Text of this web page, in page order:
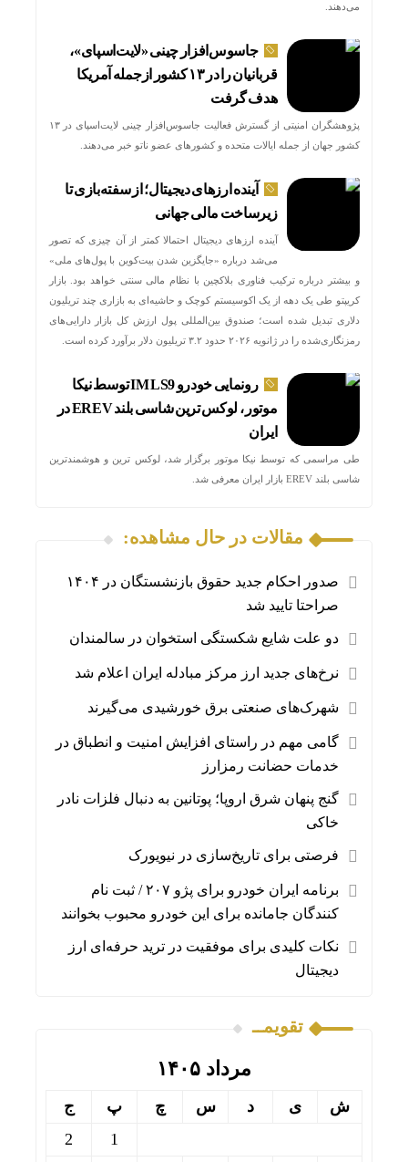
می‌دهند.
جاسوس‌افزار چینی «لایت‌اسپای»،
قربانیان را در ۱۳ کشور ازجمله آمریکا
هدف گرفت
پژوهشگران امنیتی از گسترش فعالیت جاسوس‌افزار چینی لایت‌اسپای در ۱۳
کشور جهان از جمله ایالات متحده و کشورهای عضو ناتو خبر می‌دهند.
آینده ارزهای دیجیتال؛ از سفته‌بازی تا
زیرساخت مالی جهانی
آینده ارزهای دیجیتال احتمالا کمتر از آن چیزی که تصور
می‌شد درباره «جایگزین شدن بیت‌کوین با پول‌های ملی»
و بیشتر درباره ترکیب فناوری بلاکچین با نظام مالی سنتی خواهد بود. بازار
کریپتو طی یک دهه از یک اکوسیستم کوچک و حاشیه‌ای به بازاری چند تریلیون
دلاری تبدیل شده است؛ صندوق بین‌المللی پول ارزش کل بازار دارایی‌های
رمزنگاری‌شده را در ژانویه ۲۰۲۶ حدود ۳.۲ تریلیون دلار برآورد کرده است.
رونمایی خودرو IM LS9 توسط نیکا
موتور ، لوکس ترین شاسی بلند EREV در
ایران
طی مراسمی که توسط نیکا موتور برگزار شد، لوکس ترین و هوشمندترین
شاسی بلند EREV بازار ایران معرفی شد.
مقالات در حال مشاهده:
صدور احکام جدید حقوق بازنشستگان در ۱۴۰۴
صراحتا تایید شد
دو علت شایع شکستگی استخوان در سالمندان
نرخ‌های جدید ارز مرکز مبادله ایران اعلام شد
شهرک‌های صنعتی برق خورشیدی می‌گیرند
گامی مهم در راستای افزایش امنیت و انطباق در
خدمات حضانت رمزارز
گنج پنهان شرق اروپا؛ پوتانین به دنبال فلزات نادر
خاکی
فرصتی برای تاریخ‌سازی در نیویورک
برنامه ایران خودرو برای پژو ۲۰۷ / ثبت نام
کنندگان جامانده برای این خودرو محبوب بخوانند
نکات کلیدی برای موفقیت در ترید حرفه‌ای ارز
دیجیتال
تقویمــ
مرداد ۱۴۰۵
ش ی د س چ پ ج
1
2